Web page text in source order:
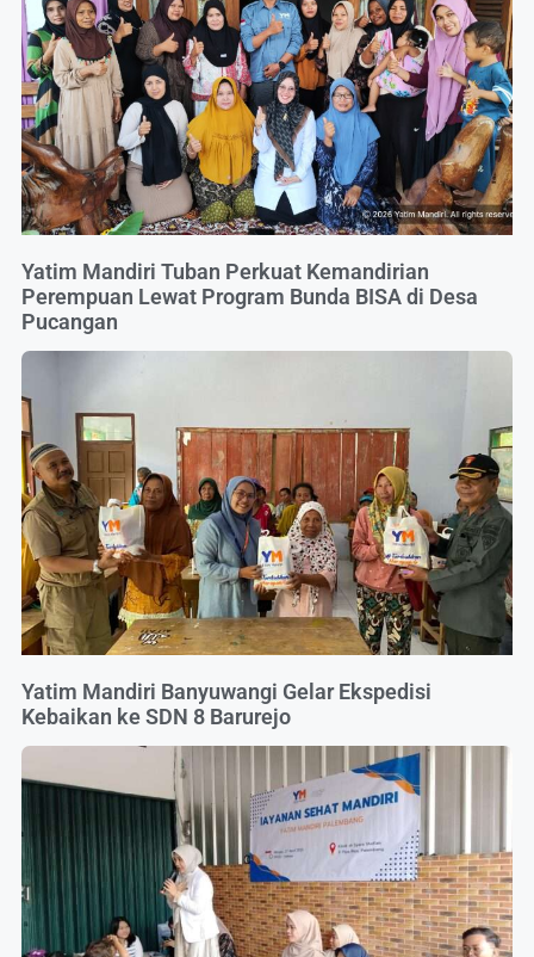
Yatim Mandiri Tuban Perkuat Kemandirian
Perempuan Lewat Program Bunda BISA di Desa
Pucangan
Yatim Mandiri Banyuwangi Gelar Ekspedisi
Kebaikan ke SDN 8 Barurejo